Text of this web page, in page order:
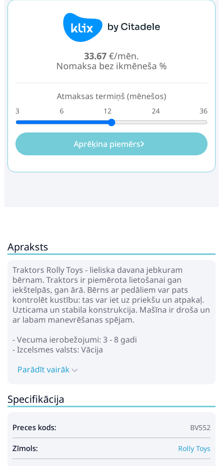
33.67 €/mēn.
Nomaksa bez ikmēneša %
Atmaksas termiņš (mēnešos)
3 6 12 24 36
Aprēķina piemērs
Apraksts
Traktors Rolly Toys - lieliska davana jebkuram
bērnam. Traktors ir piemērota lietošanai gan
iekštelpās, gan ārā. Bērns ar pedāliem var pats
kontrolēt kustību: tas var iet uz priekšu un atpakaļ.
Uzticama un stabila konstrukcija. Mašīna ir droša un
ar labam manevrēšanas spējam.
- Vecuma ierobežojumi: 3 - 8 gadi
- Izcelsmes valsts: Vācija
Parādīt vairāk
Specifikācija
Preces kods: BV552
Zīmols: Rolly Toys